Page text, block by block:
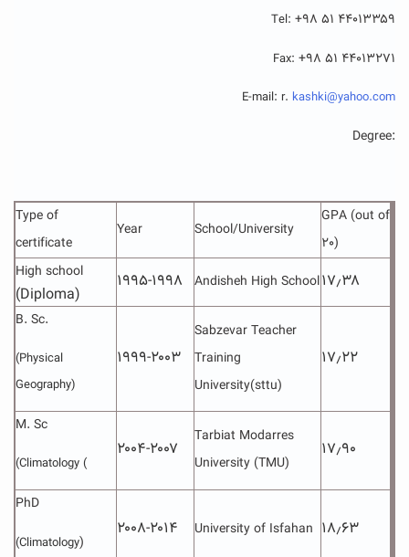
Tel: +۹۸ ۵۱ ۴۴۰۱۳۳۵۹
Fax: +۹۸ ۵۱ ۴۴۰۱۳۲۷۱
E-mail: r. kashki@yahoo.com
:Degree
Type of
certificate
Year School/University
GPA (out of
20)
High school
(Diploma)
۱۹۹۵-۱۹۹۸ Andisheh High School۱۷٫۳۸
B. Sc.
(Physical
Geography)
۱۹۹۹-۲۰۰۳
SabzevarTeacher
Training
University(sttu)
۱۷٫۲۲
M. Sc
(Climatology (
۲۰۰۴-۲۰۰۷
Tarbiat Modarres
University (TMU)
۱۷٫۹۰
PhD
(Climatology)
۲۰۰۸-۲۰۱۴ University of Isfahan ۱۸٫۶۳